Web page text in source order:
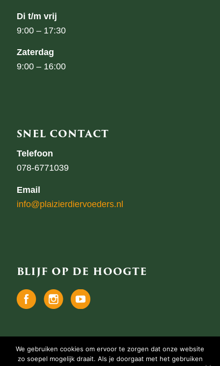
Di t/m vrij
9:00 – 17:30
Zaterdag
9:00 – 16:00
SNEL CONTACT
Telefoon
078-6771039
Email
info@plaizierdiervoeders.nl
BLIJF OP DE HOOGTE
Copyright Plaizier Diervoeders •
We gebruiken cookies om ervoor te zorgen dat onze website
zo soepel mogelijk draait. Als je doorgaat met het gebruiken